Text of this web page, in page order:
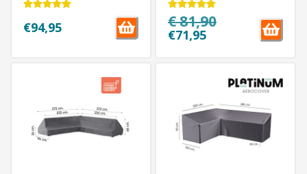
€94,95 € 81,90
€71,95